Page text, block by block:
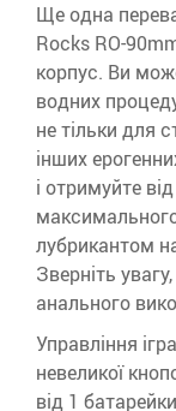
Ще одна
Rocks RO-
корпус. Ви
водних
не тільки для
інших
і отримуйте
лубрикантом
Зверніть
анального
Управління
невеликої
від 1